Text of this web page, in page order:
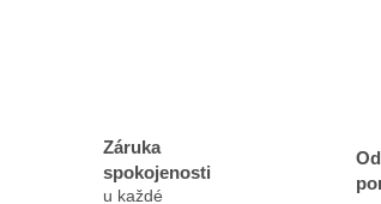
Záruka
spokojenosti
u každé